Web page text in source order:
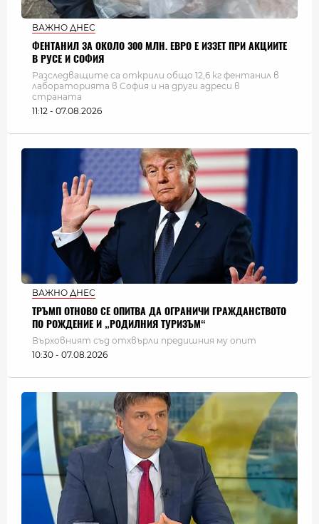
ВАЖНО ДНЕС
ФЕНТАНИЛ ЗА ОКОЛО 300 МЛН. ЕВРО Е ИЗЗЕТ ПРИ АКЦИИТЕ
В РУСЕ И СОФИЯ
Разследващите са открили общо 12,6 кг фентанил в
лабораторията в София и на други адреси в
страната
11:12 - 07.08.2026
ВАЖНО ДНЕС
ТРЪМП ОТНОВО СЕ ОПИТВА ДА ОГРАНИЧИ ГРАЖДАНСТВОТО
ПО РОЖДЕНИЕ И „РОДИЛНИЯ ТУРИЗЪМ“
Върховният съд отхвърли предишния му опит
10:30 - 07.08.2026